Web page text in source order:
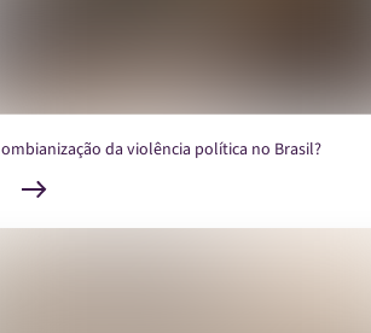
da violência política no Brasil?